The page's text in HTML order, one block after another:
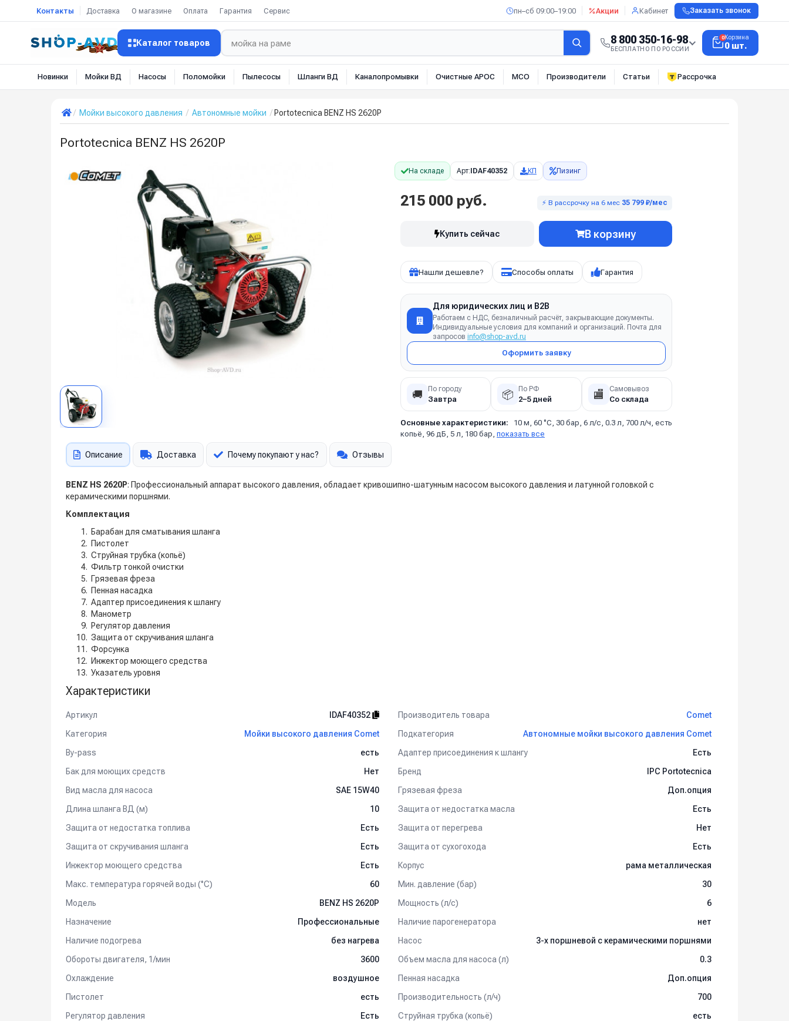
Контакты Доставка О магазине Оплата Гарантия Сервис пн–сб 09:00–19:00 Акции Кабинет Заказать звонок
Каталог товаров 8 800 350-16-98
БЕСПЛАТНО ПО РОССИИ
0Корзина
0 шт.
Новинки Мойки ВД Насосы Поломойки Пылесосы Шланги ВД Каналопромывки Очистные АРОС МСО Производители Статьи Рассрочка
Мойки высокого давления Автономные мойки Portotecnica BENZ HS 2620P
Portotecnica BENZ HS 2620P
На складе Арт: IDAF40352 КП Лизинг
215 000 руб. ⚡ В рассрочку на 6 мес 35 799 ₽/мес
Купить сейчас В корзину
Нашли дешевле? Способы оплаты Гарантия
Для юридических лиц и B2B
Работаем с НДС, безналичный расчёт, закрывающие документы.
Индивидуальные условия для компаний и организаций. Почта для
запросов info@shop-avd.ru
Оформить заявку
🚚 По городу
Завтра 📦 По РФ
2–5 дней 🏬 Самовывоз
Со склада
Основные характеристики:
10 м, 60 °C, 30 бар, 6 л/с, 0.3 л, 700 л/ч, есть
копьё, 96 дБ, 5 л, 180 бар, показать все
Описание Доставка Почему покупают у нас? Отзывы
BENZ HS 2620P: Профессиональный аппарат высокого давления, обладает кривошипно-шатунным насосом высокого давления и латунной головкой с
керамическими поршнями.
Комплектация
Барабан для сматывания шланга
Пистолет
Струйная трубка (копьё)
Фильтр тонкой очистки
Грязевая фреза
Пенная насадка
Адаптер присоединения к шлангу
Манометр
Регулятор давления
Защита от скручивания шланга
Форсунка
Инжектор моющего средства
Указатель уровня
Характеристики
Артикул IDAF40352 Производитель товара
Comet
Категория
Мойки высокого давления Comet Подкатегория
Автономные мойки высокого давления Comet
By-pass
есть Адаптер присоединения к шлангу
Есть
Бак для моющих средств
Нет Бренд
IPC Portotecnica
Вид масла для насоса
SAE 15W40 Грязевая фреза
Доп.опция
Длина шланга ВД (м)
10 Защита от недостатка масла
Есть
Защита от недостатка топлива
Есть Защита от перегрева
Нет
Защита от скручивания шланга
Есть Защита от сухогохода
Есть
Инжектор моющего средства
Есть Корпус
рама металлическая
Макс. температура горячей воды (°C)
60 Мин. давление (бар)
30
Модель
BENZ HS 2620P Мощность (л/с)
6
Назначение
Профессиональные Наличие парогенератора
нет
Наличие подогрева
без нагрева Насос
3-х поршневой c керамическими поршнями
Обороты двигателя, 1/мин
3600 Объем масла для насоса (л)
0.3
Охлаждение
воздушное Пенная насадка
Доп.опция
Пистолет
есть Производительность (л/ч)
700
Регулятор давления
Есть Струйная трубка (копьё)
есть